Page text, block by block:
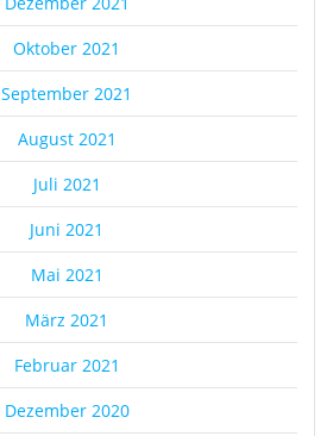
Oktober 2021
September 2021
August 2021
Juli 2021
Juni 2021
Mai 2021
März 2021
Februar 2021
Dezember 2020